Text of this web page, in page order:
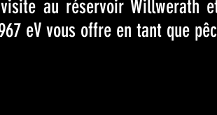
visite au réservoir
eV vous offre en tant que